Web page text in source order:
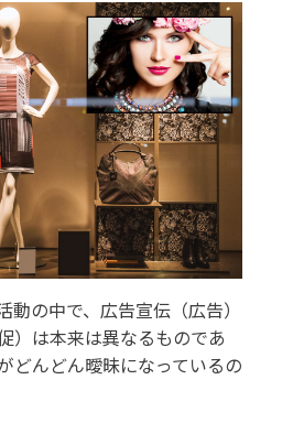
動の中で、広告宣伝（広告）
）は本来は異なるものであ
どんどん曖昧になっているの